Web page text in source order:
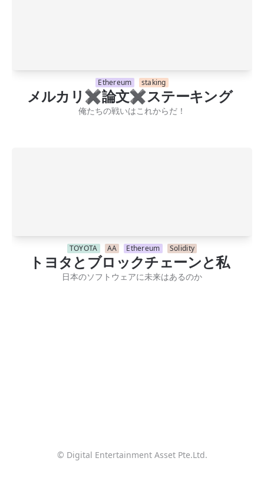
Ethereum staking
メルカリ✖️論文✖️ステーキング
俺たちの戦いはこれからだ！
TOYOTA AA Ethereum Solidity
トヨタとブロックチェーンと私
日本のソフトウェアに未来はあるのか
© Digital Entertainment Asset Pte.Ltd.